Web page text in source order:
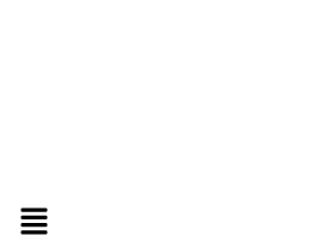
Menu